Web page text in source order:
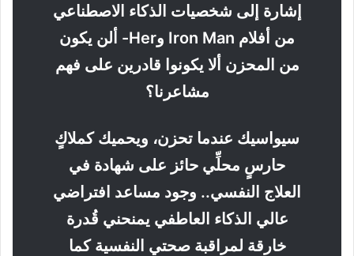
إشارة إلى شخصيات الذكاء الاصطناعي
من أفلام Iron Man وHer- ألن يكون
من المحزن ألا يكونوا قادرين على فهم
مشاعرنا؟
سيواسيك عندما تحزن، ويحميك كملاكٍ
حارسٍ محلِّي حائز على شهادة في
العلاج النفسي.. وجود مساعد افتراضي
عالي الذكاء العاطفي يمنحني قُدرة
خارقة لمراقبة صحتي النفسية كما